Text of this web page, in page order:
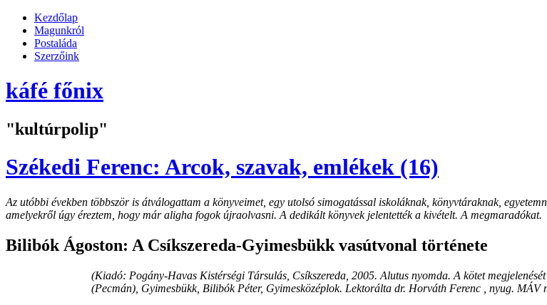
Kezdőlap
Magunkról
Postaláda
Szerzőink
káfé főnix
"kultúrpolip"
Székedi Ferenc: Arcok, szavak, emlékek (16)
Az utóbbi években többször is átválogattam a könyveimet, egy utolsó simogatással iskoláknak, könyvtáraknak,
amelyekről úgy éreztem, hogy már aligha fogok újraolvasni. A dedikált könyvek jelentették a kivételt. A megmaradókat.
Bilibók Ágoston: A Csíkszereda-Gyimesbükk vasútvonal története
(Kiadó: Pogány-Havas Kistérségi Társulás, Csíkszereda, 2005. Alutus nyomda. A kötet
(Pecmán), Gyimesbükk, Bilibók Péter, Gyimesközéplok. Lektorálta dr. Horváth Ferenc , nyug. MÁV